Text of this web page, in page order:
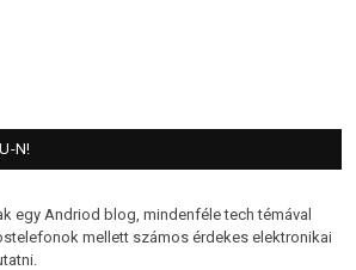
N!
egy Andriod blog, mindenféle tech témával
mellett számos érdekes elektronikai